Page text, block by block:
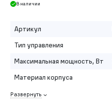
В наличии
Артикул
Тип управления
Максимальная мощность, Вт
Материал корпуса
Развернуть